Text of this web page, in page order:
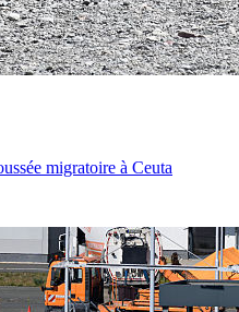
migratoire à Ceuta